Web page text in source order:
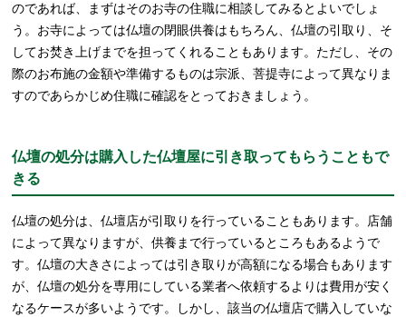
のであれば、まずはそのお寺の住職に相談してみるとよいでしょ
う。お寺によっては仏壇の閉眼供養はもちろん、仏壇の引取り、そ
してお焚き上げまでを担ってくれることもあります。ただし、その
際のお布施の金額や準備するものは宗派、菩提寺によって異なりま
すのであらかじめ住職に確認をとっておきましょう。
仏壇の処分は購入した仏壇屋に引き取ってもらうこともで
きる
仏壇の処分は、仏壇店が引取りを行っていることもあります。店舗
によって異なりますが、供養まで行っているところもあるようで
す。仏壇の大きさによっては引き取りが高額になる場合もあります
が、仏壇の処分を専用にしている業者へ依頼するよりは費用が安く
なるケースが多いようです。しかし、該当の仏壇店で購入していな